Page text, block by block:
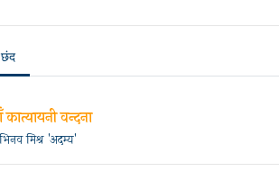
छंद
कात्यायनी वन्दना
मिश्र 'अदम्य'